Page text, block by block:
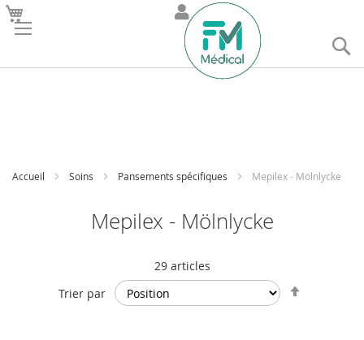
Accueil Soins Pansements spécifiques Mepilex - Mölnlycke
Mepilex - Mölnlycke
29articles
Trier par